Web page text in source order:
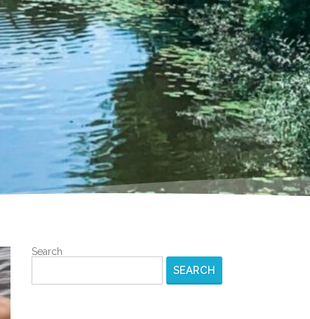
Search
SEARCH